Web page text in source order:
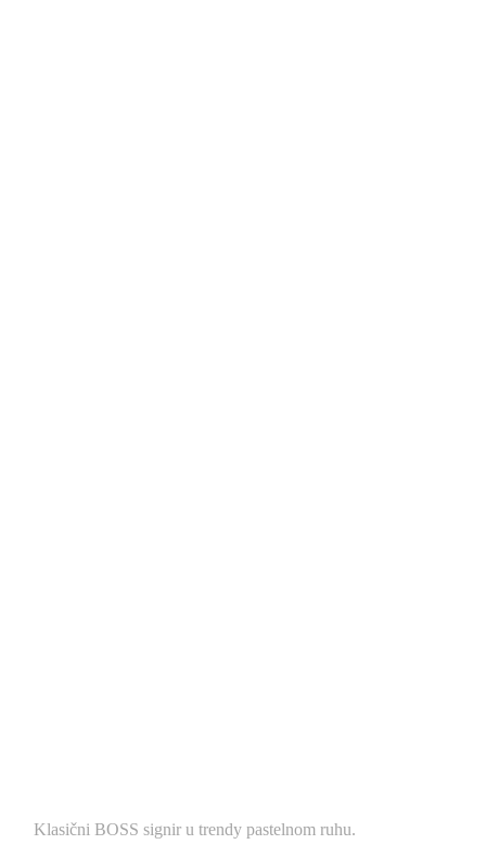
Klasični BOSS signir u trendy pastelnom ruhu.